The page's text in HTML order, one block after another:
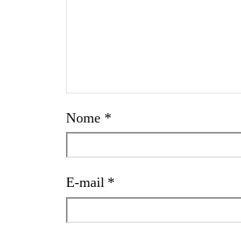
Nome *
E-mail *